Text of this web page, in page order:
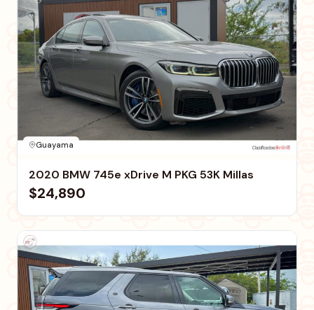
Guayama
2020 BMW 745e xDrive M PKG 53K Millas
$24,890